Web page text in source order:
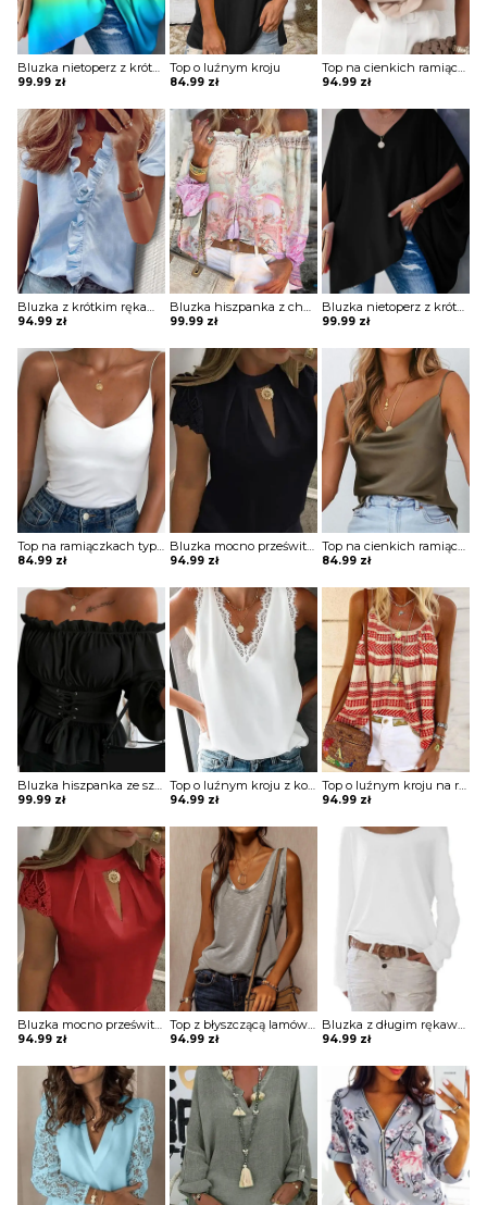
Bluzka nietoperz z krótkim rękawem
99.99 zł
Top o luźnym kroju
84.99 zł
Top na cienkich ramiączkach z falbanką
94.99 zł
Bluzka z krótkim rękawem z falbanką na przodzie
94.99 zł
Bluzka hiszpanka z chwostami
99.99 zł
Bluzka nietoperz z krótkim rękawem
99.99 zł
Top na ramiączkach typu spaghetti
84.99 zł
Bluzka mocno prześwitująca z krótkimi koronkowymi rękawami z wycięciem na dekolcie
94.99 zł
Top na cienkich ramiączkach z dekoltem typu woda
84.99 zł
Bluzka hiszpanka ze sznurowanym pasem
99.99 zł
Top o luźnym kroju z koronką przy rękawach i dekolcie
94.99 zł
Top o luźnym kroju na ramiączkach typu spaghetti
94.99 zł
Bluzka mocno prześwitująca z krótkimi koronkowymi rękawami z wycięciem na dekolcie
94.99 zł
Top z błyszczącą lamówką
94.99 zł
Bluzka z długim rękawem z dekoltem w łódkę
94.99 zł